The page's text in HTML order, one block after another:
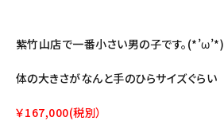
紫竹山店で一番小さい男の子です。(*’ω’*)
体の大きさがなんと手のひらサイズぐらい
￥167,000(税別）